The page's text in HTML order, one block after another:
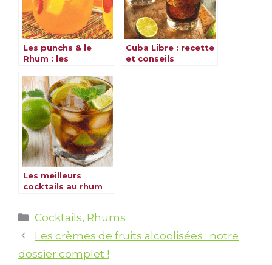
Les punchs & le
Rhum : les
Cuba Libre : recette
et conseils
Les meilleurs
cocktails au rhum
Catégories
Cocktails, Rhums
Les crèmes de fruits alcoolisées : notre
dossier complet !